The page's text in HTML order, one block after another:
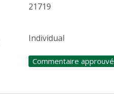
21719
Individual
Commentaire approuvé